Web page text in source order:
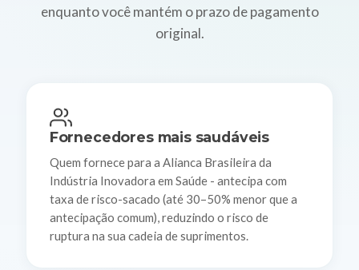
enquanto você mantém o prazo de pagamento
original.
Fornecedores mais saudáveis
Quem fornece para a Alianca Brasileira da
Indústria Inovadora em Saúde - antecipa com
taxa de risco-sacado (até 30–50% menor que a
antecipação comum), reduzindo o risco de
ruptura na sua cadeia de suprimentos.